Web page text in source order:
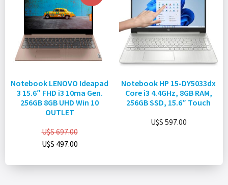
Notebook LENOVO Ideapad
3 15.6″ FHD i3 10ma Gen.
256GB 8GB UHD Win 10
OUTLET
U$S697.00
U$S 497.00
Notebook HP 15-DY5033dx
Core i3 4.4GHz, 8GB RAM,
256GB SSD, 15.6″ Touch
U$S 597.00